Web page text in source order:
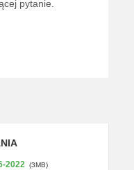
pytanie.
2022 (3MB)